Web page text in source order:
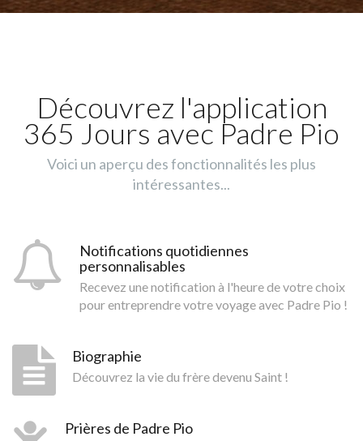
Découvrez l'application
365 Jours avec Padre Pio
Voici un aperçu des fonctionnalités les plus
intéressantes...
Notifications quotidiennes
personnalisables
Recevez une notification à l'heure de votre choix
pour entreprendre votre voyage avec Padre Pio !
Biographie
Découvrez la vie du frère devenu Saint !
Prières de Padre Pio